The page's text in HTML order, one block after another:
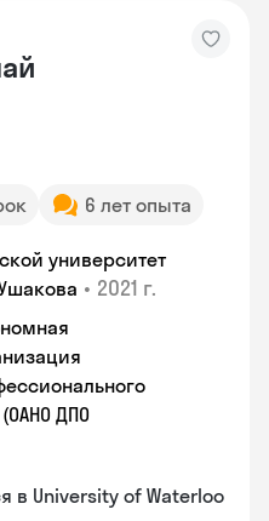
6 лет опыта
университет
• 2021 г.
ДПО
в University of Waterloo